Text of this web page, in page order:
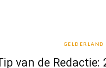
GELDERLAND
van de Redactie: